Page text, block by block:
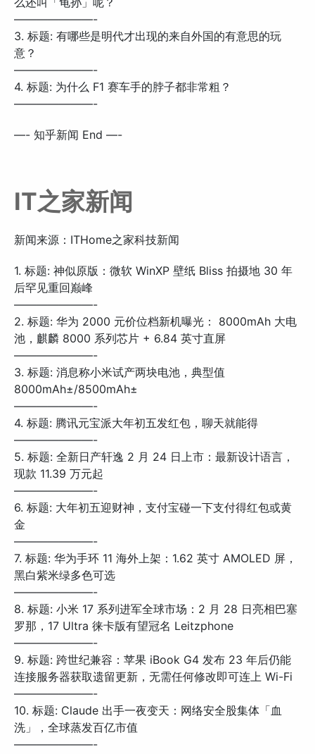
———————-
3. 标题: 有哪些是明代才出现的来自外国的有意思的玩
意？
———————-
4. 标题: 为什么 F1 赛车手的脖子都非常粗？
———————-
—- 知乎新闻 End —-
IT之家新闻
新闻来源：ITHome之家科技新闻
1. 标题: 神似原版：微软 WinXP 壁纸 Bliss 拍摄地 30 年
后罕见重回巅峰
———————-
2. 标题: 华为 2000 元价位档新机曝光： 8000mAh 大电
池，麒麟 8000 系列芯片 + 6.84 英寸直屏
———————-
3. 标题: 消息称小米试产两块电池，典型值
8000mAh±/8500mAh±
———————-
4. 标题: 腾讯元宝派大年初五发红包，聊天就能得
———————-
5. 标题: 全新日产轩逸 2 月 24 日上市：最新设计语言，
现款 11.39 万元起
———————-
6. 标题: 大年初五迎财神，支付宝碰一下支付得红包或黄
金
———————-
7. 标题: 华为手环 11 海外上架：1.62 英寸 AMOLED 屏，
黑白紫米绿多色可选
———————-
8. 标题: 小米 17 系列进军全球市场：2 月 28 日亮相巴塞
罗那，17 Ultra 徕卡版有望冠名 Leitzphone
———————-
9. 标题: 跨世纪兼容：苹果 iBook G4 发布 23 年后仍能
连接服务器获取遗留更新，无需任何修改即可连上 Wi-Fi
———————-
10. 标题: Claude 出手一夜变天：网络安全股集体「血
洗」，全球蒸发百亿市值
———————-